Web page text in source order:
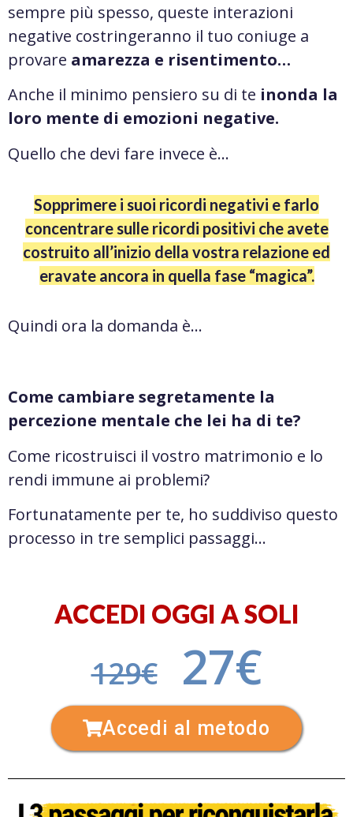
sempre più spesso, queste interazioni
negative costringeranno il tuo coniuge a
provare amarezza e risentimento…
Anche il minimo pensiero su di te inonda la
loro mente di emozioni negative.
Quello che devi fare invece è…
Sopprimere i suoi ricordi negativi e farlo
concentrare sulle ricordi positivi che avete
costruito all’inizio della vostra relazione ed
eravate ancora in quella fase “magica”.
Quindi ora la domanda è…
Come cambiare segretamente la
percezione mentale che lei ha di te?
Come ricostruisci il vostro matrimonio e lo
rendi immune ai problemi?
Fortunatamente per te, ho suddiviso questo
processo in tre semplici passaggi…
ACCEDI OGGI A SOLI
129€ 27€
Accedi al metodo